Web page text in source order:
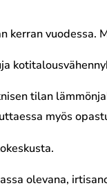
kerran vuodessa.
tilan
myös
olevana,